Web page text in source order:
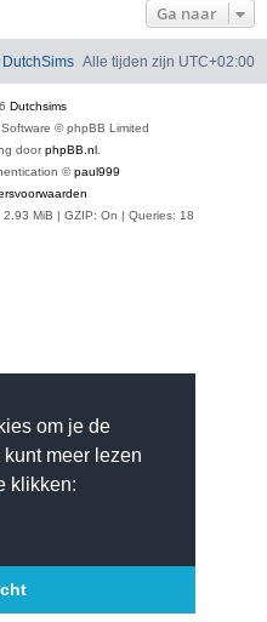
om je de
meer lezen
klikken:
Ga naar
Alle tijden zijn UTC+02:00
DutchSims
Dutchsims
© phpBB Limited
doorphpBB.nl
©paul999
2.93 MiB | GZIP: On | Queries: 18